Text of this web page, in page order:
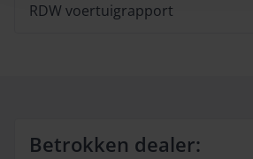
RDW voertuigrapport
Betrokken dealer: